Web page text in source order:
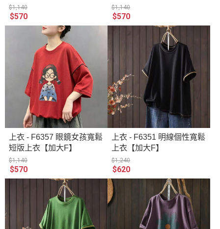
$1,140
$570
$1,140
$570
上衣 - F6357 眼鏡女孩寬鬆
短版上衣【加大F】
$1,140
$570
上衣 - F6351 明線個性寬鬆
上衣【加大F】
$1,240
$620